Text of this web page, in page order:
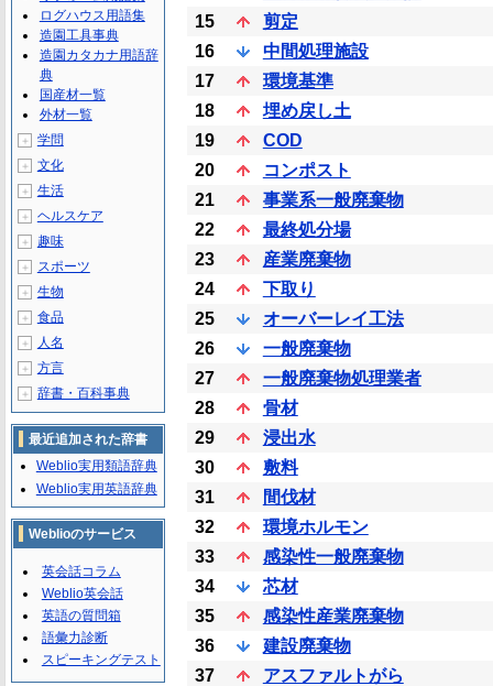
15
剪定
16
中間処理施設
17
環境基準
18
埋め戻し土
19
COD
20
コンポスト
21
事業系一般廃棄物
22
最終処分場
23
産業廃棄物
24
下取り
25
オーバーレイ工法
26
一般廃棄物
27
一般廃棄物処理業者
28
骨材
29
浸出水
30
敷料
31
間伐材
32
環境ホルモン
33
感染性一般廃棄物
34
芯材
35
感染性産業廃棄物
36
建設廃棄物
37
アスファルトがら
ログハウス用語集
造園工具事典
造園カタカナ用語辞
典
国産材一覧
外材一覧
＋ 学問
＋ 文化
＋ 生活
＋ ヘルスケア
＋ 趣味
＋ スポーツ
＋ 生物
＋ 食品
＋ 人名
＋ 方言
＋ 辞書・百科事典
最近追加された辞書
Weblio実用類語辞典
Weblio実用英語辞典
Weblioのサービス
英会話コラム
Weblio英会話
英語の質問箱
語彙力診断
スピーキングテスト